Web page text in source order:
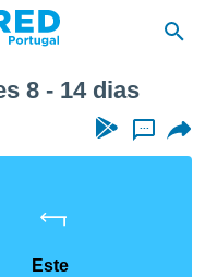
8 - 14 dias
...
Este